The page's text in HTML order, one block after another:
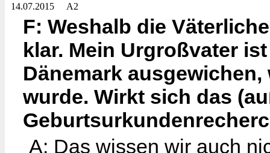
14.07.2015 A2
F: Weshalb die
klar. Mein Urgroßvater
Dänemark
wurde. Wirkt sich das
A: Das wissen wir auch